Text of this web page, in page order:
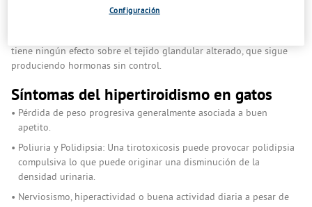
Esta elevación provoca por un feedback negativo, la supresión de
tiene ningún efecto sobre el tejido glandular alterado, que sigue
produciendo hormonas sin control.
Síntomas del hipertiroidismo en gatos
Pérdida de peso progresiva generalmente asociada a buen
apetito.
Poliuria y Polidipsia: Una tirotoxicosis puede provocar polidipsia
compulsiva lo que puede originar una disminución de la
densidad urinaria.
Nerviosismo, hiperactividad o buena actividad diaria a pesar de
Configuración